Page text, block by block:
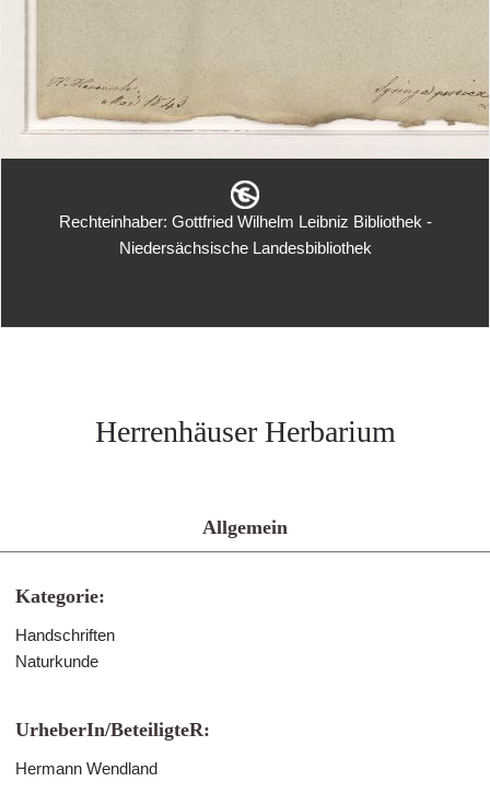
Rechteinhaber: Gottfried Wilhelm Leibniz Bibliothek -
Niedersächsische Landesbibliothek
Herrenhäuser Herbarium
Allgemein
Kategorie:
Handschriften
Naturkunde
UrheberIn/BeteiligteR:
Hermann Wendland